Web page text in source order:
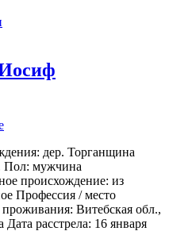
дер. Торганщина
Пол: мужчина
происхождение: из
Профессия / место
Витебская обл.,
расстрела: 16 января